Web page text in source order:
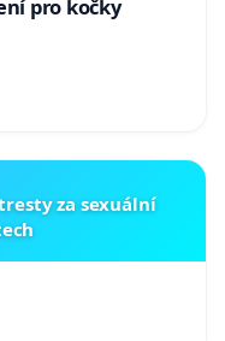
pro kočky
za sexuální